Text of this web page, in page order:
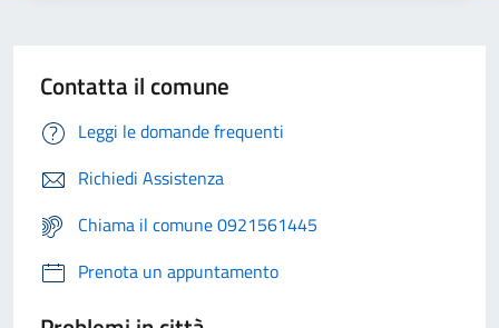
Contatta il comune
Leggi le domande frequenti
Richiedi Assistenza
Chiama il comune 0921561445
Prenota un appuntamento